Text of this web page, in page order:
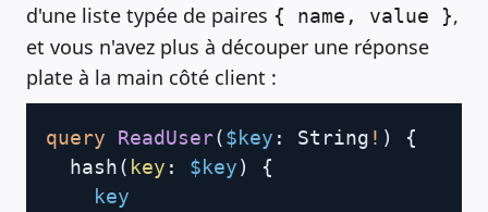
d'une liste typée de paires { name, value },
et vous n'avez plus à découper une réponse
plate à la main côté client :
query ReadUser($key : String ! )
{
hash( key : $key)
{
key
Copy